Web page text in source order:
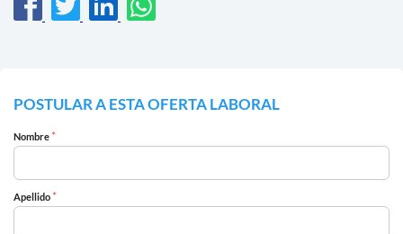
POSTULAR A ESTA OFERTA LABORAL
Nombre *
Apellido *